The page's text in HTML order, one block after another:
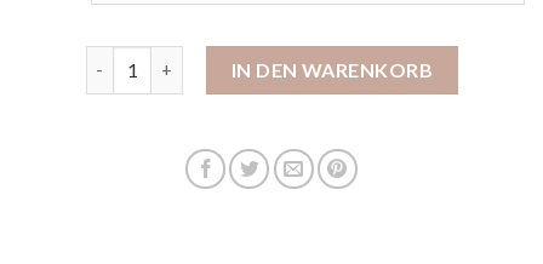
IN DEN WARENKORB